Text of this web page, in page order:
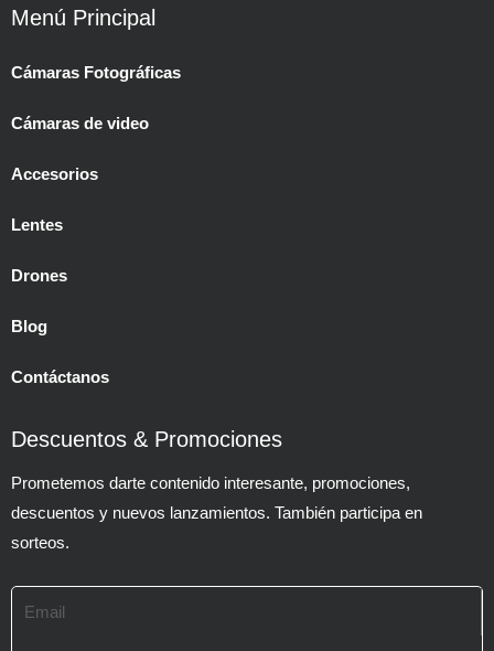
Menú Principal
Cámaras Fotográficas
Cámaras de video
Accesorios
Lentes
Drones
Blog
Contáctanos
Descuentos & Promociones
Prometemos darte contenido interesante, promociones,
descuentos y nuevos lanzamientos. También participa en
sorteos.